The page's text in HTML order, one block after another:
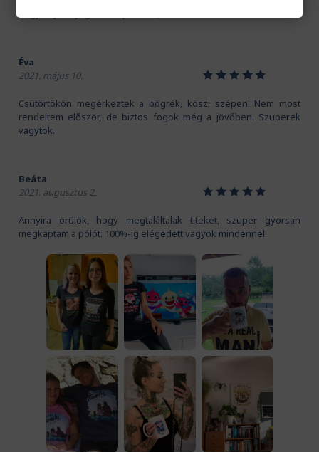
Éva
2021. május 10.
12345
Csütörtökön megérkeztek a bögrék, köszi szépen! Nem most
rendeltem először, de biztos fogok még a jövőben. Szuperek
vagytok.
Beáta
2021. augusztus 2.
12345
Annyira örülök, hogy megtaláltalak titeket, szuper gyorsan
megkaptam a pólót. 100%-ig elégedett vagyok mindennel!